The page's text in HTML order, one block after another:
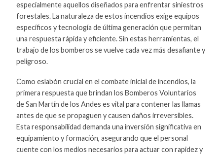
especialmente aquellos diseñados para enfrentar siniestros
forestales. La naturaleza de estos incendios exige equipos
específicos y tecnología de última generación que permitan
una respuesta rápida y eficiente. Sin estas herramientas, el
trabajo de los bomberos se vuelve cada vez más desafiante y
peligroso.
Como eslabón crucial en el combate inicial de incendios, la
primera respuesta que brindan los Bomberos Voluntarios
de San Martín de los Andes es vital para contener las llamas
antes de que se propaguen y causen daños irreversibles.
Esta responsabilidad demanda una inversión significativa en
equipamiento y formación, asegurando que el personal
cuente con los medios necesarios para actuar con rapidez y